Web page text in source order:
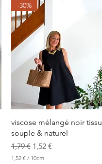
Aperçu rapide
-30%
viscose mélangé noir tissu
souple & naturel
Prix original
1,79 € Prix promotionnel
1,52 €
1,52 € / 10cm